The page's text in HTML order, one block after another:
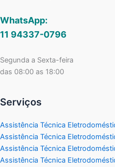
WhatsApp:
11 94337-0796
Segunda a Sexta-feira
das 08:00 as 18:00
Serviços
Assistência Técnica
Assistência Técnica
Assistência Técnica
Assistência Técnica